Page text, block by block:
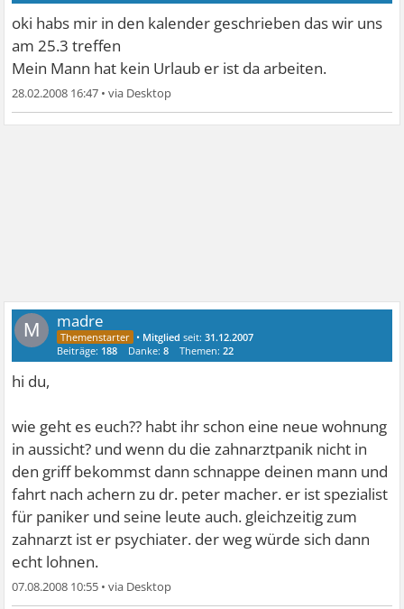
oki habs mir in den kalender geschrieben das wir uns
am 25.3 treffen
Mein Mann hat kein Urlaub er ist da arbeiten.
28.02.2008 16:47 •
M madre
• Mitglied seit:31.12.2007
Beiträge: 188 Danke:8 Themen:22
hi du,
wie geht es euch?? habt ihr schon eine neue wohnung
in aussicht? und wenn du die zahnarztpanik nicht in
den griff bekommst dann schnappe deinen mann und
fahrt nach achern zu dr. peter macher. er ist spezialist
für paniker und seine leute auch. gleichzeitig zum
zahnarzt ist er psychiater. der weg würde sich dann
echt lohnen.
07.08.2008 10:55 •